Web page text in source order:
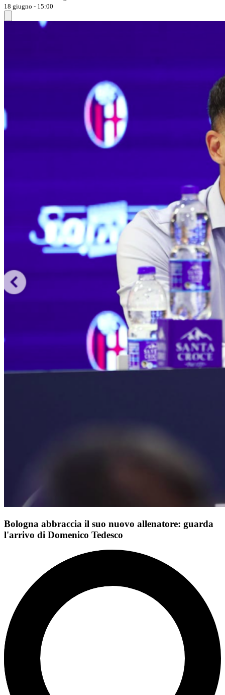
18 giugno - 15:00
Bologna abbraccia il suo nuovo allenatore: guarda
l'arrivo di Domenico Tedesco